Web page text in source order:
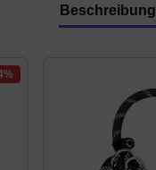
Beschreibung